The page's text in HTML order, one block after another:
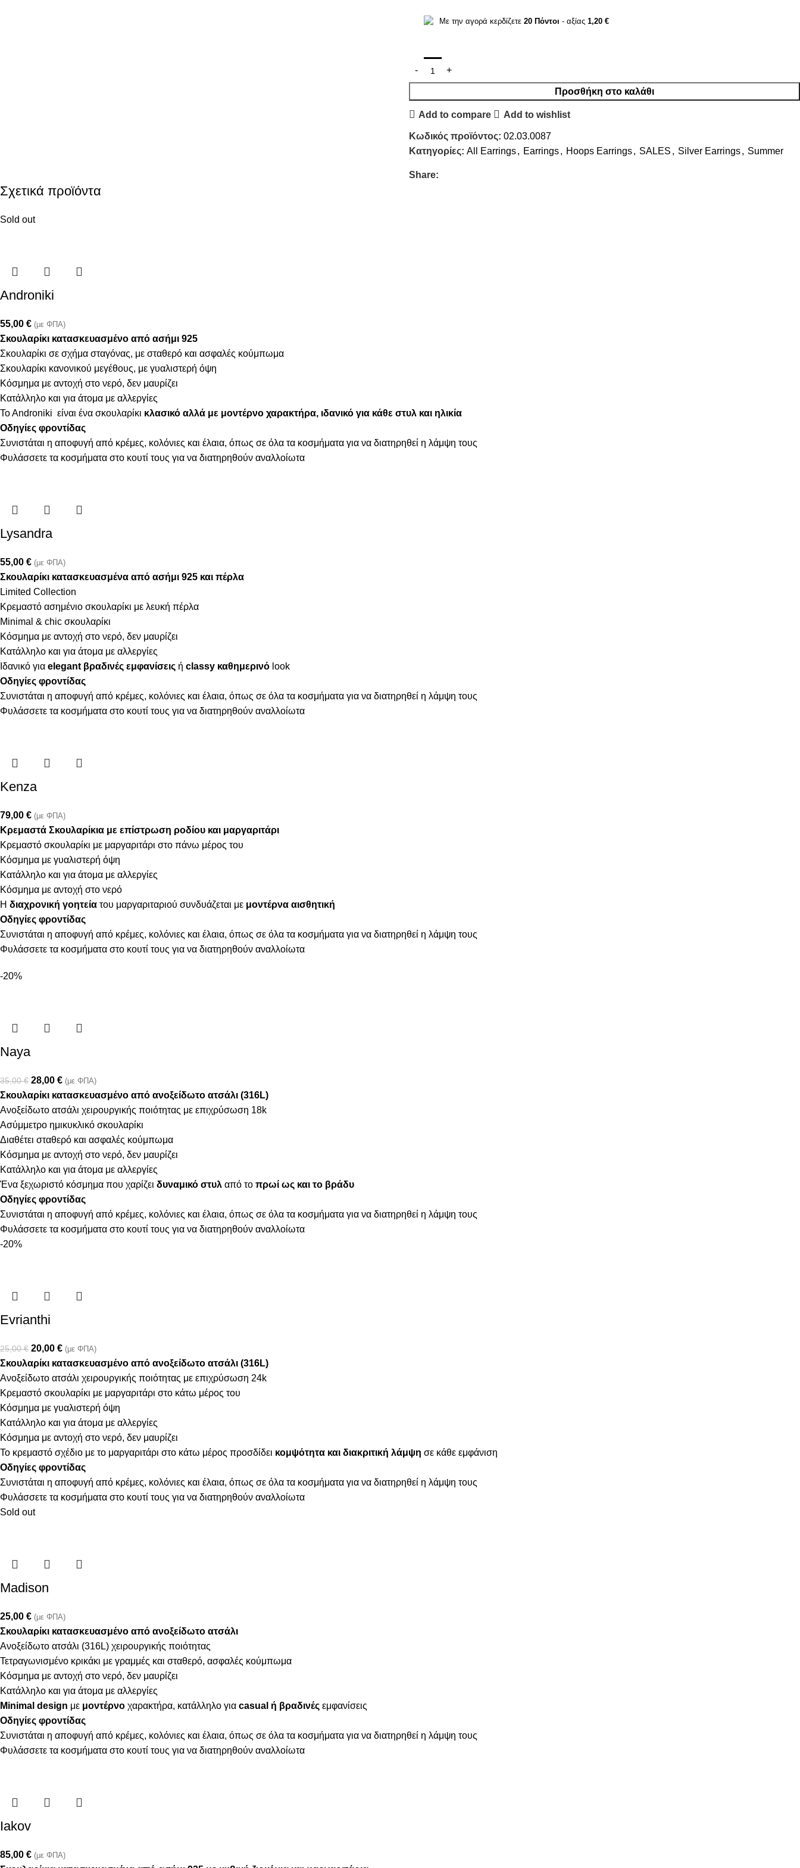
Με την αγορά κερδίζετε 20 Πόντοι - αξίας 1,20 €
Προσθήκη στο καλάθι
Add to compare Add to wishlist
Κωδικός προϊόντος: 02.03.0087
Κατηγορίες: All Earrings, Earrings, Hoops Earrings, SALES , Silver Earrings, Summer
Share:
Σχετικά προϊόντα
Sold out
Androniki
55,00 € (με ΦΠΑ)
Σκουλαρίκι κατασκευασμένο από ασήμι 925
Σκουλαρίκι σε σχήμα σταγόνας, με σταθερό και ασφαλές κούμπωμα
Σκουλαρίκι κανονικού μεγέθους, με γυαλιστερή όψη
Κόσμημα με αντοχή στο νερό, δεν μαυρίζει
Κατάλληλο και για άτομα με αλλεργίες
To Androniki είναι ένα σκουλαρίκι κλασικό αλλά με μοντέρνο χαρακτήρα, ιδανικό για κάθε στυλ και ηλικία
Οδηγίες φροντίδας
Συνιστάται η αποφυγή από κρέμες, κολόνιες και έλαια, όπως σε όλα τα κοσμήματα για να διατηρηθεί η λάμψη τους
Φυλάσσετε τα κοσμήματα στο κουτί τους για να διατηρηθούν αναλλοίωτα
Lysandra
55,00 € (με ΦΠΑ)
Σκουλαρίκι κατασκευασμένα από ασήμι 925 και πέρλα
Limited Collection
Κρεμαστό ασημένιο σκουλαρίκι με λευκή πέρλα
Minimal & chic σκουλαρίκι
Κόσμημα με αντοχή στο νερό, δεν μαυρίζει
Κατάλληλο και για άτομα με αλλεργίες
Ιδανικό για elegant βραδινές εμφανίσεις ή classy καθημερινό look
Οδηγίες φροντίδας
Συνιστάται η αποφυγή από κρέμες, κολόνιες και έλαια, όπως σε όλα τα κοσμήματα για να διατηρηθεί η λάμψη τους
Φυλάσσετε τα κοσμήματα στο κουτί τους για να διατηρηθούν αναλλοίωτα
Kenza
79,00 € (με ΦΠΑ)
Κρεμαστά Σκουλαρίκια με επίστρωση ροδίου και μαργαριτάρι
Κρεμαστό σκουλαρίκι με μαργαριτάρι στο πάνω μέρος του
Κόσμημα με γυαλιστερή όψη
Κατάλληλο και για άτομα με αλλεργίες
Κόσμημα με αντοχή στο νερό
Η διαχρονική γοητεία του μαργαριταριού συνδυάζεται με μοντέρνα αισθητική
Οδηγίες φροντίδας
Συνιστάται η αποφυγή από κρέμες, κολόνιες και έλαια, όπως σε όλα τα κοσμήματα για να διατηρηθεί η λάμψη τους
Φυλάσσετε τα κοσμήματα στο κουτί τους για να διατηρηθούν αναλλοίωτα
-20%
Naya
35,00€ 28,00 € (με ΦΠΑ)
Σκουλαρίκι κατασκευασμένο από ανοξείδωτο ατσάλι (316L)
Ανοξείδωτο ατσάλι χειρουργικής ποιότητας με επιχρύσωση 18k
Ασύμμετρο ημικυκλικό σκουλαρίκι
Διαθέτει σταθερό και ασφαλές κούμπωμα
Κόσμημα με αντοχή στο νερό, δεν μαυρίζει
Κατάλληλο και για άτομα με αλλεργίες
Ένα ξεχωριστό κόσμημα που χαρίζει δυναμικό στυλ από το πρωί ως και το βράδυ
Οδηγίες φροντίδας
Συνιστάται η αποφυγή από κρέμες, κολόνιες και έλαια, όπως σε όλα τα κοσμήματα για να διατηρηθεί η λάμψη τους
Φυλάσσετε τα κοσμήματα στο κουτί τους για να διατηρηθούν αναλλοίωτα
-20%
Evrianthi
25,00€ 20,00 € (με ΦΠΑ)
Σκουλαρίκι κατασκευασμένο από ανοξείδωτο ατσάλι (316L)
Ανοξείδωτο ατσάλι χειρουργικής ποιότητας με επιχρύσωση 24k
Κρεμαστό σκουλαρίκι με μαργαριτάρι στο κάτω μέρος του
Κόσμημα με γυαλιστερή όψη
Κατάλληλο και για άτομα με αλλεργίες
Κόσμημα με αντοχή στο νερό, δεν μαυρίζει
Το κρεμαστό σχέδιο με το μαργαριτάρι στο κάτω μέρος προσδίδει κομψότητα και διακριτική λάμψη σε κάθε εμφάνιση
Οδηγίες φροντίδας
Συνιστάται η αποφυγή από κρέμες, κολόνιες και έλαια, όπως σε όλα τα κοσμήματα για να διατηρηθεί η λάμψη τους
Φυλάσσετε τα κοσμήματα στο κουτί τους για να διατηρηθούν αναλλοίωτα
Sold out
Madison
25,00 € (με ΦΠΑ)
Σκουλαρίκι κατασκευασμένο από ανοξείδωτο ατσάλι
Ανοξείδωτο ατσάλι (316L) χειρουργικής ποιότητας
Τετραγωνισμένο κρικάκι με γραμμές και σταθερό, ασφαλές κούμπωμα
Κόσμημα με αντοχή στο νερό, δεν μαυρίζει
Κατάλληλο και για άτομα με αλλεργίες
Minimal design με μοντέρνο χαρακτήρα, κατάλληλο για casual ή βραδινές εμφανίσεις
Οδηγίες φροντίδας
Συνιστάται η αποφυγή από κρέμες, κολόνιες και έλαια, όπως σε όλα τα κοσμήματα για να διατηρηθεί η λάμψη τους
Φυλάσσετε τα κοσμήματα στο κουτί τους για να διατηρηθούν αναλλοίωτα
Iakov
85,00 € (με ΦΠΑ)